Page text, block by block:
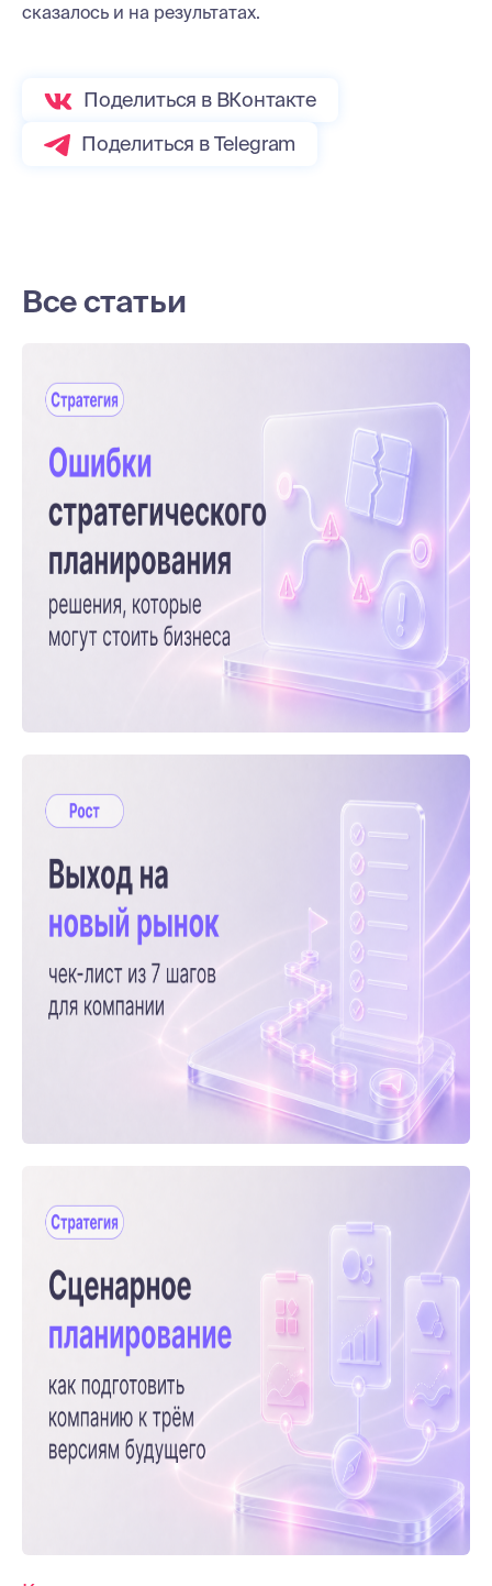
сказалось и на результатах.
Поделиться в ВКонтакте
Поделиться в Telegram
Все статьи